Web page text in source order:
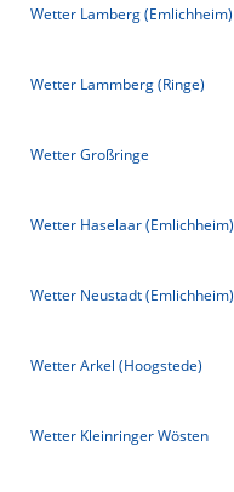
Wetter Lamberg (Emlichheim)
Wetter Lammberg (Ringe)
Wetter Großringe
Wetter Haselaar (Emlichheim)
Wetter Neustadt (Emlichheim)
Wetter Arkel (Hoogstede)
Wetter Kleinringer Wösten